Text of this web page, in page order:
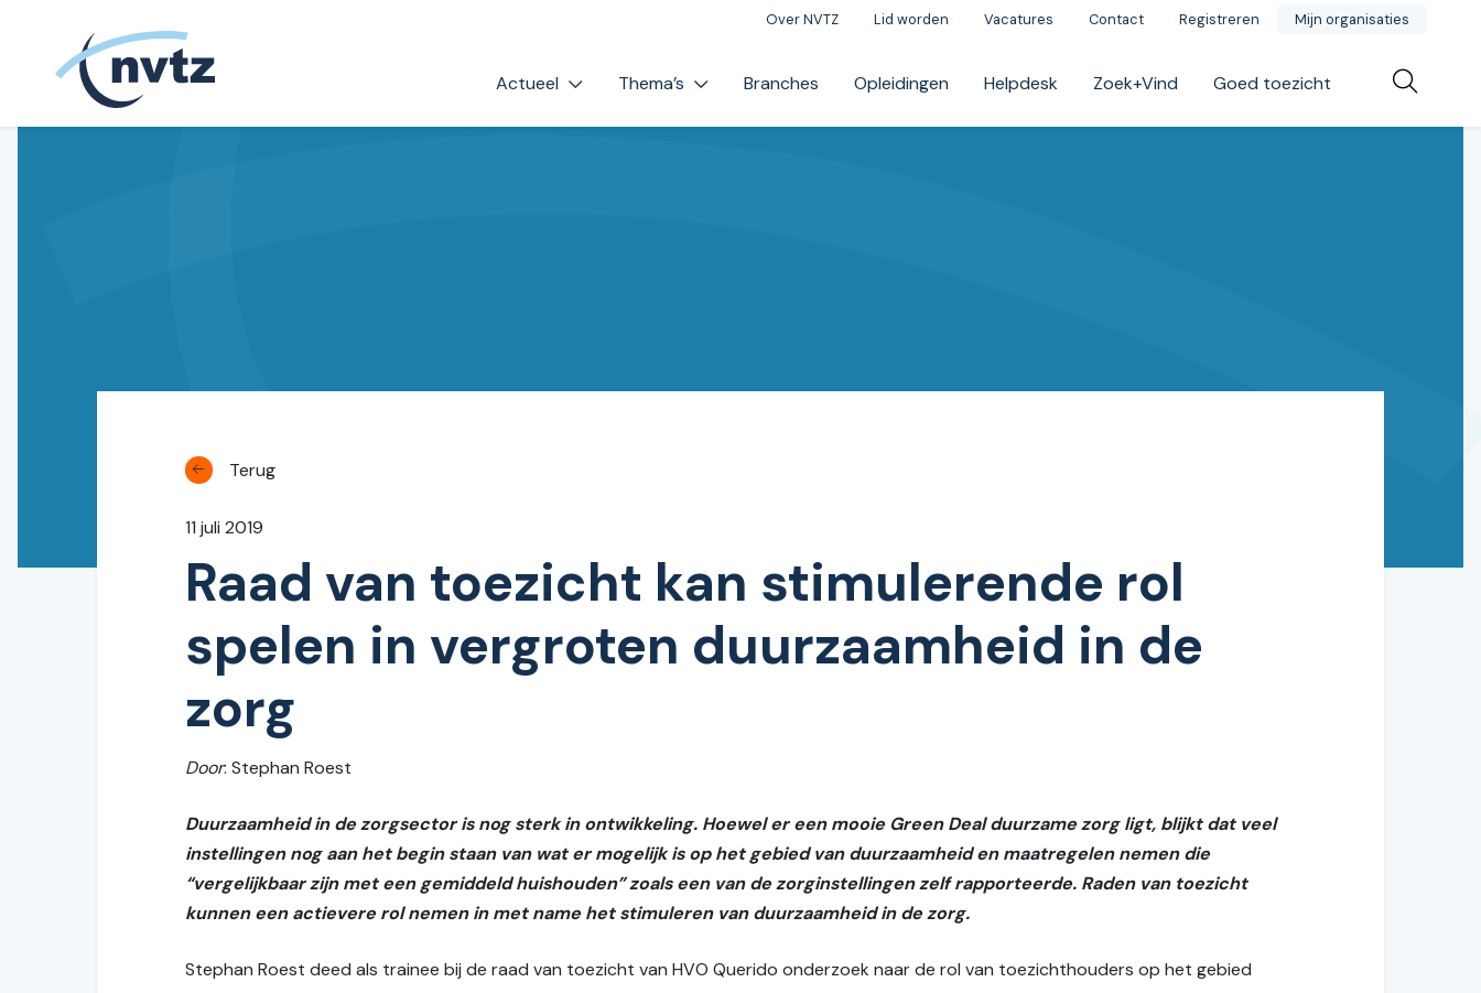
Over NVTZ Lid worden Vacatures Contact Registreren Mijn organisaties
NVTZ
Actueel Thema’s Branches Opleidingen Helpdesk Zoek+Vind Goed toezicht
Terug
11 juli 2019
Raad van toezicht kan stimulerende rol
spelen in vergroten duurzaamheid in de
zorg
Door: Stephan Roest
Duurzaamheid in de zorgsector is nog sterk in ontwikkeling. Hoewel er een mooie Green Deal duurzame zorg ligt, blijkt dat veel
instellingen nog aan het begin staan van wat er mogelijk is op het gebied van duurzaamheid en maatregelen nemen die
“vergelijkbaar zijn met een gemiddeld huishouden” zoals een van de zorginstellingen zelf rapporteerde. Raden van toezicht
kunnen een actievere rol nemen in met name het stimuleren van duurzaamheid in de zorg.
Stephan Roest deed als trainee bij de raad van toezicht van HVO Querido onderzoek naar de rol van toezichthouders op het gebied